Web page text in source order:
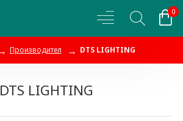
0
Производител DTS LIGHTING
DTS LIGHTING